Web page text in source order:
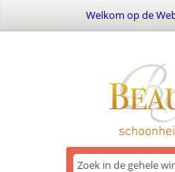
Welkom op de